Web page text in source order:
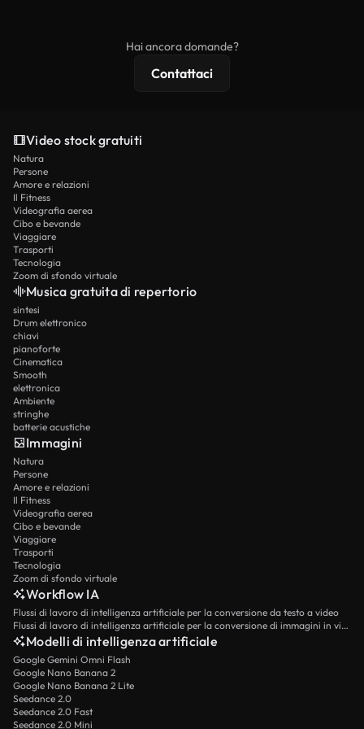
Hai ancora domande?
Contattaci
Video stock gratuiti
Natura
Persone
Amore e relazioni
Il Fitness
Videografia aerea
Cibo e bevande
Viaggiare
Trasporti
Tecnologia
Zoom di sfondo virtuale
Musica gratuita di repertorio
sintesi
Drum elettronico
chiavi
pianoforte
Cinematica
Smooth
elettronica
Ambiente
stringhe
batterie acustiche
Immagini
Natura
Persone
Amore e relazioni
Il Fitness
Videografia aerea
Cibo e bevande
Viaggiare
Trasporti
Tecnologia
Zoom di sfondo virtuale
Workflow IA
Flussi di lavoro di intelligenza artificiale per la conversione da testo a video
Flussi di lavoro di intelligenza artificiale per la conversione di immagini in video
Modelli di intelligenza artificiale
Google Gemini Omni Flash
Google Nano Banana 2
Google Nano Banana 2 Lite
Seedance 2.0
Seedance 2.0 Fast
Seedance 2.0 Mini